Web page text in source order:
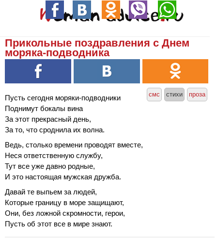
Прикольные поздравления с Днем
моряка-подводника
смс стихи проза
Пусть сегодня моряки-подводники
Поднимут бокалы вина
За этот прекрасный день,
За то, что сроднила их волна.
Ведь, столько времени проводят вместе,
Неся ответственную службу,
Тут все уже давно родные,
И это настоящая мужская дружба.
Давай те выпьем за людей,
Которые границу в море защищают,
Они, без ложной скромности, герои,
Пусть об этот все в мире знают.